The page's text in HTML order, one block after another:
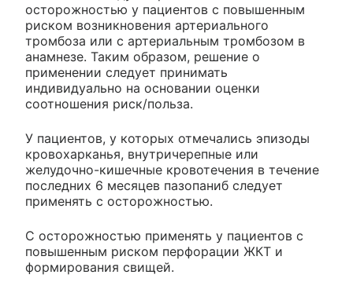
осторожностью у пациентов с повышенным
риском возникновения артериального
тромбоза или с артериальным тромбозом в
анамнезе. Таким образом, решение о
применении следует принимать
индивидуально на основании оценки
соотношения риск/польза.
У пациентов, у которых отмечались эпизоды
кровохарканья, внутричерепные или
желудочно-кишечные кровотечения в течение
последних 6 месяцев пазопаниб следует
применять с осторожностью.
С осторожностью применять у пациентов с
повышенным риском перфорации ЖКТ и
формирования свищей.